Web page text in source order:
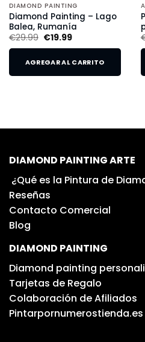
DIAMOND PAINTING
Diamond Painting – Lago
Balea, Rumanía
€29.99 €19.99
AGREGAR AL CARRITO
DIAMOND PAINTING ARTE
¿Qué es la Pintura de
Reseñas
Contacto Comercial
Blog
DIAMOND PAINTING
Diamond painting
Tarjetas de Regalo
Colaboración de Afiliados
Pintarpornumerostienda.es